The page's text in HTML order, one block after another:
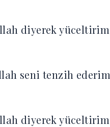
diyerek yüceltirim
seni tenzih ederim
diyerek yüceltirim